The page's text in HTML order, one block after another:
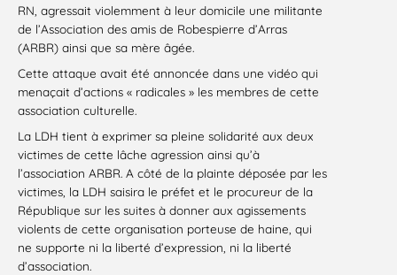
RN, agressait violemment à leur domicile une militante
de l’Association des amis de Robespierre d’Arras
(ARBR) ainsi que sa mère âgée.
Cette attaque avait été annoncée dans une vidéo qui
menaçait d’actions « radicales » les membres de cette
association culturelle.
La LDH tient à exprimer sa pleine solidarité aux deux
victimes de cette lâche agression ainsi qu’à
l’association ARBR. A côté de la plainte déposée par les
victimes, la LDH saisira le préfet et le procureur de la
République sur les suites à donner aux agissements
violents de cette organisation porteuse de haine, qui
ne supporte ni la liberté d’expression, ni la liberté
d’association.